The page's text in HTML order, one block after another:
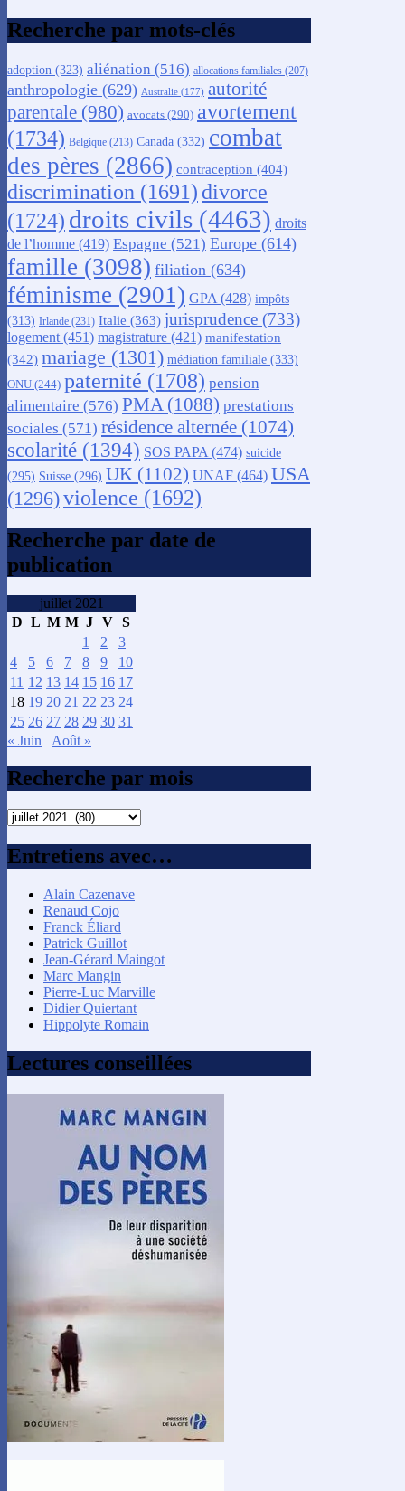
Recherche par mots-clés
adoption (323) aliénation (516) allocations familiales (207)
anthropologie (629) Australie (177) autorité
parentale (980) avocats (290) avortement
(1734) Belgique (213) Canada (332) combat
des pères (2866) contraception (404)
discrimination (1691) divorce
(1724) droits civils (4463) droits
de l’homme (419) Espagne (521) Europe (614)
famille (3098) filiation (634)
féminisme (2901) GPA (428) impôts
(313) Irlande (231) Italie (363) jurisprudence (733)
logement (451) magistrature (421) manifestation
(342) mariage (1301) médiation familiale (333)
ONU (244) paternité (1708) pension
alimentaire (576) PMA (1088) prestations
sociales (571) résidence alternée (1074)
scolarité (1394) SOS PAPA (474) suicide
(295) Suisse (296) UK (1102) UNAF (464) USA
(1296)violence (1692)
Recherche par date de
publication
juillet 2021
D L M M J V S
1
2
3
4
5 6 7 8 9
10
11 12 13 14 15 16 17
18 19 20 21 22 23 24
25 26 27 28 29 30 31
« Juin
Août »
Recherche par mois
Recherche
mois
Entretiens avec…
Alain Cazenave
Renaud Cojo
Franck Éliard
Patrick Guillot
Jean-Gérard Maingot
Marc Mangin
Pierre-Luc Marville
Didier Quiertant
Hippolyte Romain
Lectures conseillées